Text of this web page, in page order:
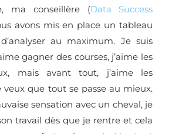
ma conseillère (Data Success
avons mis en place un tableau
au maximum. Je suis
gagner des courses, j’aime les
mais avant tout, j’aime les
veux que tout se passe au mieux.
sensation avec un cheval, je
travail dès que je rentre et cela